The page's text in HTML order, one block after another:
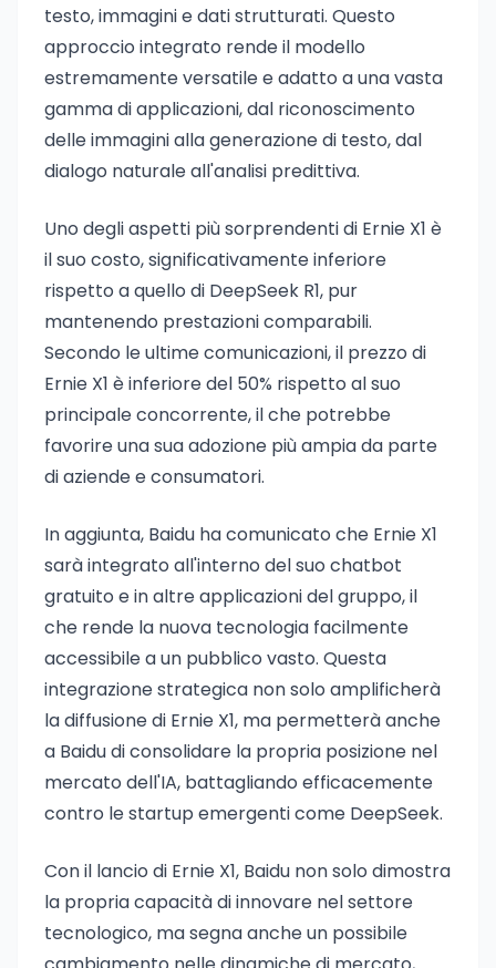
testo, immagini e dati strutturati. Questo
approccio integrato rende il modello
estremamente versatile e adatto a una vasta
gamma di applicazioni, dal riconoscimento
delle immagini alla generazione di testo, dal
dialogo naturale all'analisi predittiva.
Uno degli aspetti più sorprendenti di Ernie X1 è
il suo costo, significativamente inferiore
rispetto a quello di DeepSeek R1, pur
mantenendo prestazioni comparabili.
Secondo le ultime comunicazioni, il prezzo di
Ernie X1 è inferiore del 50% rispetto al suo
principale concorrente, il che potrebbe
favorire una sua adozione più ampia da parte
di aziende e consumatori.
In aggiunta, Baidu ha comunicato che Ernie X1
sarà integrato all'interno del suo chatbot
gratuito e in altre applicazioni del gruppo, il
che rende la nuova tecnologia facilmente
accessibile a un pubblico vasto. Questa
integrazione strategica non solo amplificherà
la diffusione di Ernie X1, ma permetterà anche
a Baidu di consolidare la propria posizione nel
mercato dell'IA, battagliando efficacemente
contro le startup emergenti come DeepSeek.
Con il lancio di Ernie X1, Baidu non solo dimostra
la propria capacità di innovare nel settore
tecnologico, ma segna anche un possibile